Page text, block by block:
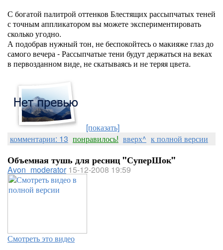
С богатой палитрой оттенков Блестящих рассыпчатых теней
с точным аппликатором вы можете экспериментировать
сколько угодно.
А подобрав нужный тон, не беспокойтесь о макияже глаз до
самого вечера - Рассыпчатые тени будут держаться на веках
в первозданном виде, не скатываясь и не теряя цвета.
[показать]
комментарии: 13 понравилось! вверх^ к полной версии
Объемная тушь для ресниц "СуперШок"
Avon_moderator 15-12-2008 19:59
Смотреть это видео